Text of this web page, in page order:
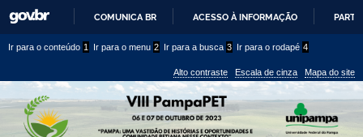
PARA
CONTEÚDO
COMUNICA BR ACESSO À INFORMAÇÃO
conteúdo
menu
superior
Ir para o conteúdo 1 Ir para o menu 2 Ir para a busca 3 Ir para o rodapé 4
Alto contraste Escala de cinza Mapa do site